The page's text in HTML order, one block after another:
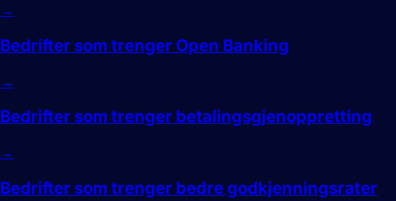
→
Bedrifter som trenger Open Banking
→
Bedrifter som trenger betalingsgjenoppretting
→
Bedrifter som trenger bedre godkjenningsrater